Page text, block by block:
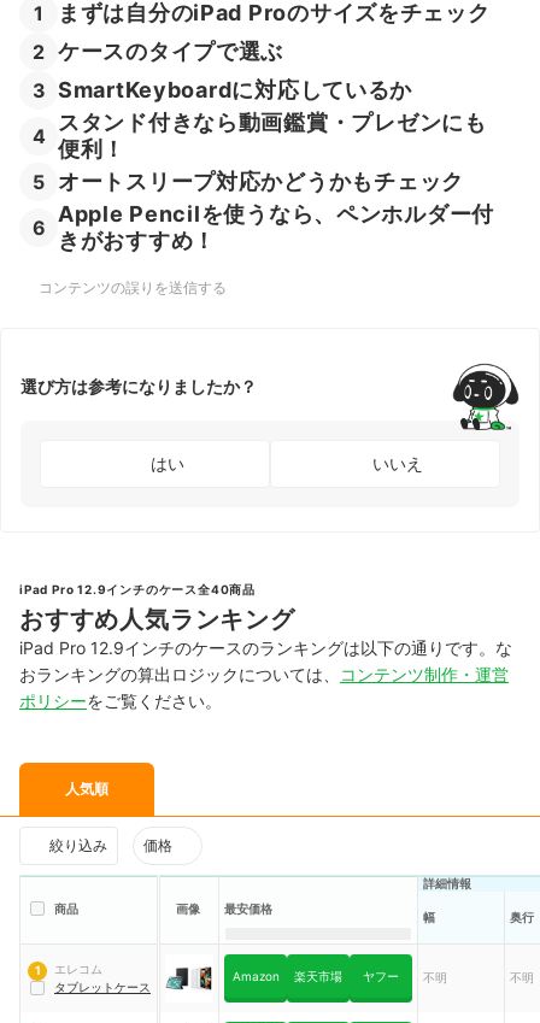
1 まずは自分のiPad Proのサイズをチェック
2 ケースのタイプで選ぶ
3 SmartKeyboardに対応しているか
4
スタンド付きなら動画鑑賞・プレゼンにも
便利！
5 オートスリープ対応かどうかもチェック
6
Apple Pencilを使うなら、ペンホルダー付
きがおすすめ！
コンテンツの誤りを送信する
選び方は参考になりましたか？
はい いいえ
iPad Pro 12.9インチのケース全40商品
おすすめ人気ランキング
iPad Pro 12.9インチのケースのランキングは以下の通りです。な
おランキングの算出ロジックについては、
コンテンツ制作・運営
ポリシーをご覧ください。
人気順
絞り込み 価格
商品 画像 最安価格
詳細情報
幅 奥行
1
エレコム
タブレットケース
Amazon 楽天市場 ヤフー 不明 不明